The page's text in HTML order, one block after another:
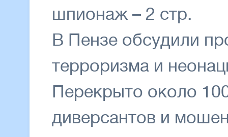
шпионаж – 2 стр.
В Пензе обсудили
терроризма и
Перекрыто около
диверсантов и